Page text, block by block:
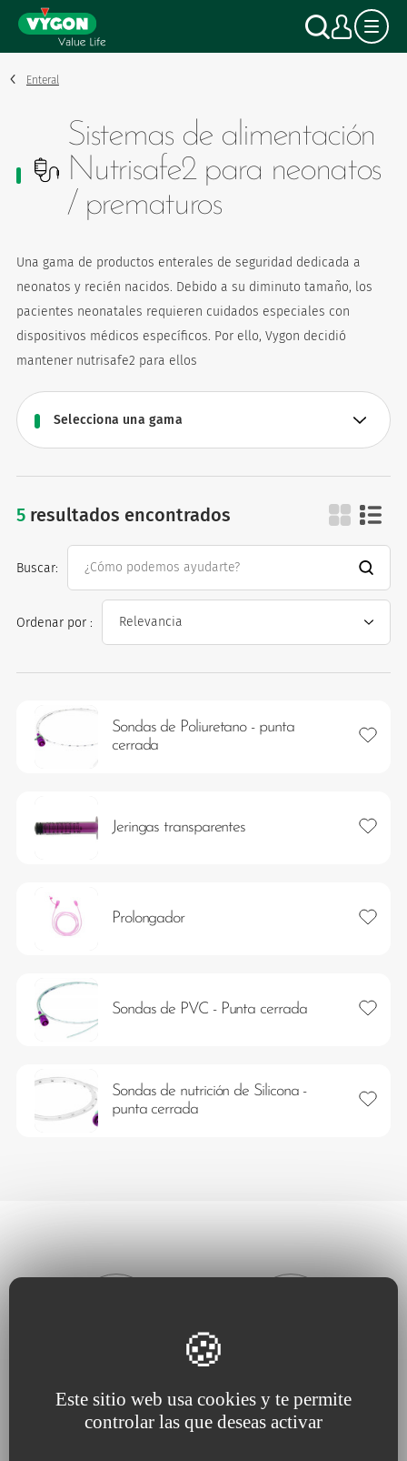
Panel de gestión de cookies
Este sitio web usa cookies y te permite
controlar las que deseas activar
contenido
principal
Buscar
Mi
Enteral
Sistemas de alimentación
Nutrisafe2 para neonatos
/ prematuros
Una gama de productos enterales de seguridad dedicada a
neonatos y recién nacidos. Debido a su diminuto tamaño, los
pacientes neonatales requieren cuidados especiales con
dispositivos médicos específicos. Por ello, Vygon decidió
mantener nutrisafe2 para ellos
5resultados encontrados sistemas de
Ordenar por :
Buscar:
Sondas de Poliuretano - punta
cerrada
Añadir
Jeringas transparentes Añadir
Prolongador Añadir
Sondas de PVC - Punta cerrada Añadir
Sondas de nutrición de Silicona -
punta cerrada
Añadir
cercanía al cliente , la
escuchay larespuesta
impulsa nuestros proyectos